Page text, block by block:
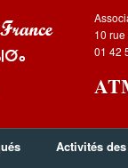
10
01 42
Activités